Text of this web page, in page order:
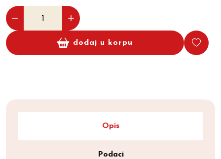
dodaj u korpu
Opis
Podaci